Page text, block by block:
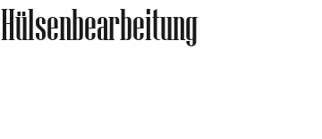
Hülsenbearbeitung